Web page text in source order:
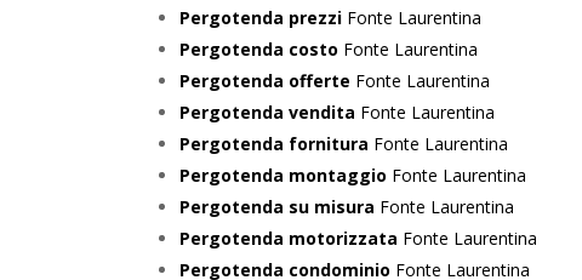
Pergotenda prezzi Fonte Laurentina
Pergotenda costo Fonte Laurentina
Pergotenda offerte Fonte Laurentina
Pergotenda vendita Fonte Laurentina
Pergotenda fornitura Fonte Laurentina
Pergotenda montaggio Fonte Laurentina
Pergotenda su misura Fonte Laurentina
Pergotenda motorizzata Fonte Laurentina
Pergotenda condominio Fonte Laurentina